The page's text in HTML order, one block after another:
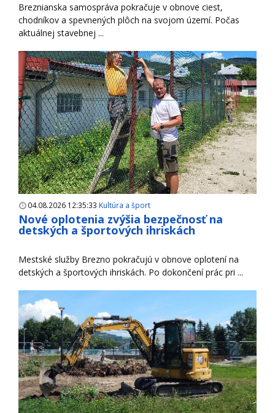
Breznianska samospráva pokračuje v obnove ciest,
chodníkov a spevnených plôch na svojom území. Počas
aktuálnej stavebnej ...
04.08.2026 12:35:33 Kultúra a šport
Nové oplotenia zvýšia bezpečnosť na
detských a športových ihriskách
Mestské služby Brezno pokračujú v obnove oplotení na
detských a športových ihriskách. Po dokončení prác pri ...